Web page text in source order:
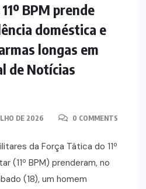
BPM prende
doméstica e
longas em
de Notícias
DE 2026 0 COMMENTS
da Força Tática do 11º
(11º BPM) prenderam, no
(18), um homem